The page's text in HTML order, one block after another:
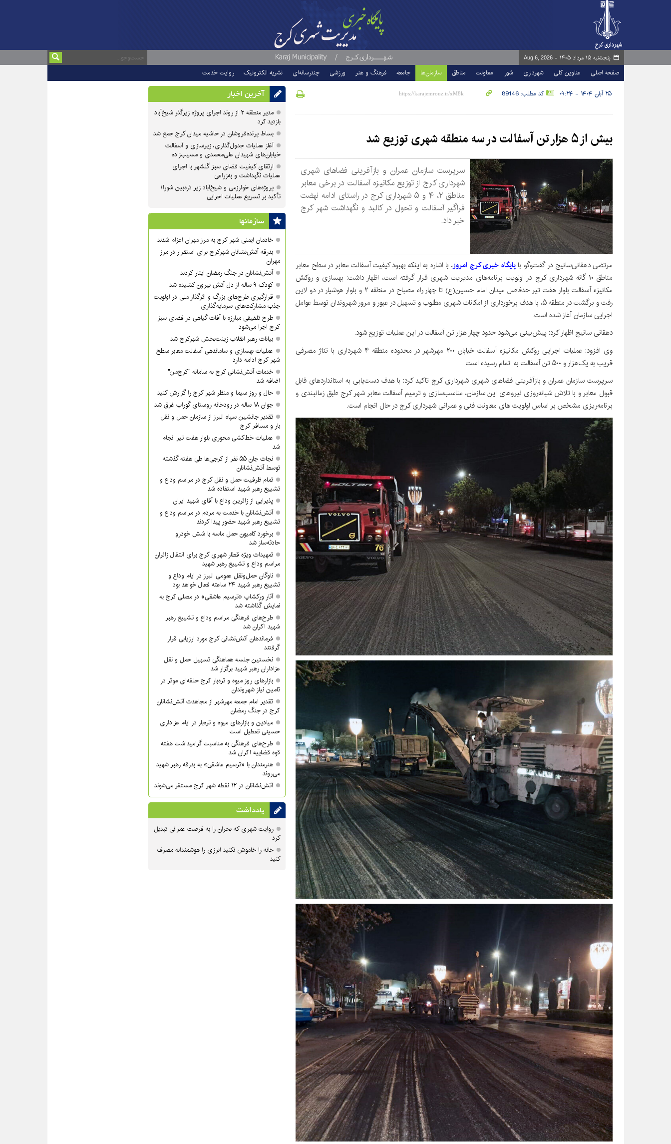
پنجشنبه ۱۵ مرداد ۱۴۰۵ - Aug 6, 2026
صفحه اصلی عناوین کلی شهرداری شورا معاونت مناطق سازمان‌ها جامعه فرهنگ و هنر ورزشی چندرسانه‌ای نشریه الکترونیک روایت خدمت
۲۵ آبان ۱۴۰۴ - ۰۹:۲۴ کد مطلب: 89146
بیش از ۵ هزار تن آسفالت در سه منطقه شهری توزیع شد
سرپرست سازمان عمران و بازآفرینی فضاهای شهری
شهرداری کرج از توزیع مکانیزه آسفالت در برخی معابر
مناطق ۲، ۴ و ۵ شهرداری کرج در راستای ادامه نهضت
فراگیر آسفالت و تحول در کالبد و نگهداشت شهر کرج
خبر داد.
مرتضی دهقانی‌سانیج در گفت‌وگو با پایگاه خبری کرج امروز، با اشاره به اینکه بهبود کیفیت آسفالت معابر در سطح معابر
مناطق ۱۰‌ گانه شهرداری کرج در اولویت برنامه‌های مدیریت شهری قرار گرفته است، اظهار داشت: بهسازی و روکش
مکانیزه آسفالت بلوار هفت تیر حدفاصل میدان امام حسین(ع) تا چهار راه مصباح در منطقه ۲ و بلوار هوشیار در دو لاین
رفت و برگشت در منطقه ۵، با هدف برخورداری از امکانات شهری مطلوب و تسهیل در عبور و مرور شهروندان توسط عوامل
اجرایی سازمان آغاز شده است.
دهقانی سانیج اظهار کرد: پیش‌بینی می‌شود حدود چهار هزار تن آسفالت در این عملیات توزیع شود.
وی افزود: عملیات اجرایی روکش مکانیزه آسفالت خیابان ۲۰۰ مهرشهر در محدوده منطقه ۴ شهرداری با تناژ مصرفی
قریب به یک‌هزار و ۵۰۰ تن آسفالت به اتمام رسیده است.
سرپرست سازمان عمران و بازآفرینی فضاهای شهری شهرداری کرج تاکید کرد: با هدف دست‌یابی به استانداردهای قابل
قبول معابر و با تلاش شبانه‌روزی نیروهای این سازمان، مناسب‌سازی و ترمیم آسفالت معابر شهر کرج طبق زمانبندی و
برنامه‌ریزی مشخص بر اساس اولویت های معاونت فنی و عمرانی شهرداری کرج در حال انجام است.
آخرین اخبار
مدیر منطقه ۲ از روند اجرای پروژه زیرگذر شیخ‌آباد
بازدید کرد
بساط پرنده‌فروشان در حاشیه میدان کرج جمع شد
آغاز عملیات جدول‌گذاری، زیرسازی و آسفالت
خیابان‌های شهیدان علی‌محمدی و مسیب‌زاده
ارتقای کیفیت فضای سبز گلشهر با اجرای
عملیات نگهداشت و به‌زراعی
پروژه‌های خوارزمی و شیخ‌آباد زیر ذره‌بین شورا/
تأکید بر تسریع عملیات اجرایی
سازمان‎ها
خادمان ایمنی شهر کرج به مرز مهران اعزام شدند
بدرقه آتش‌نشانان شهرکرج برای استقرار در مرز
مهران
آتش‌نشانان در جنگ رمضان ایثار کردند
کودک ۹ ساله از دل آتش بیرون کشیده شد
قرارگیری طرح‌های بزرگ و اثرگذار ملی در اولویت‌
جذب مشارکت‌های سرمایه‌گذاری
طرح تلفیقی مبارزه با آفات گیاهی در فضای سبز
کرج اجرا می‌شود
بیانات رهبر انقلاب زینت‌بخش شهرکرج شد
عملیات بهسازی و ساماندهی آسفالت معابر سطح
شهر کرج ادامه دارد
خدمات آتش‌نشانی کرج به سامانه "کرج‌من"
اضافه شد
حال و روز سیما و منظر شهر کرج را گزارش کنید
جوان ۱۸ ساله در رودخانه روستای گوراب غرق شد
تقدیر جانشین سپاه البرز از سازمان حمل و نقل
بار و مسافر کرج
عملیات خط‌کشی محوری بلوار هفت تیر انجام
شد
نجات جان ۵۵ نفر از کرجی‌ها طی هفته گذشته
توسط آتش‌نشانان
تمام ظرفیت حمل و نقل کرج در مراسم وداع و
تشییع رهبر شهید استفاده شد
پذیرایی از زائرین وداع با آقای شهید ایران
آتش‌نشانان با خدمت به مردم در مراسم وداع و
تشییع رهبر شهید حضور پیدا کردند
برخورد کامیون حمل ماسه با شش خودرو
حادثه‌ساز شد
تمهیدات ویژه قطار شهری کرج برای انتقال زائران
مراسم وداع و تشییع رهبر شهید
ناوگان حمل‌ونقل عمومی البرز در ایام وداع و
تشییع رهبر شهید ۲۴ ساعته فعال خواهد بود
آثار ورکشاپ «ترسیم عاشقی» در مصلی کرج به
نمایش گذاشته شد
طرح‌های فرهنگی مراسم وداع و تشییع رهبر
شهید اکران شد
فرماندهان آتش‌نشانی کرج مورد ارزیابی قرار
گرفتند
نخستین جلسه هماهنگی تسهیل حمل و نقل
عزاداران رهبر شهید برگزار شد
بازارهای روز میوه و تره‌بار کرج حلقه‌ای موثر در
تامین نیاز شهروندان
تقدیر امام جمعه مهرشهر از مجاهدت آتش‌نشانان
کرج در جنگ رمضان
میادین و بازارهای میوه و تره‌بار در ایام عزاداری
حسینی تعطیل است
طرح‌های فرهنگی به مناسبت گرامیداشت هفته
قوه قضاییه اکران شد
هنرمندان با «ترسیم عاشقی» به بدرقه رهبر شهید
می‌روند
آتش‌نشانان در ۱۲ نقطه شهر کرج مستقر می‌شوند
یادداشت
روایت شهری که بحران را به فرصت عمرانی تبدیل
کرد
خانه را خاموش نکنید انرژی را هوشمندانه مصرف
کنید